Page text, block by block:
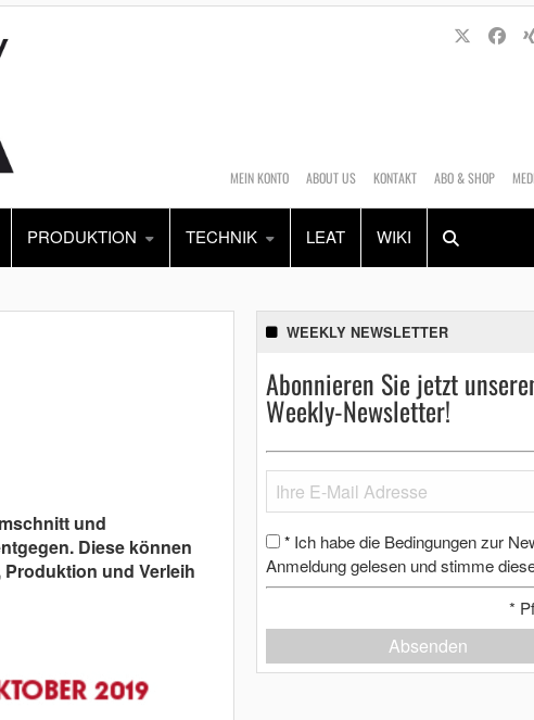
MEIN KONTO ABOUT US KONTAKT ABO & SHOP
PRODUKTION TECHNIK LEAT WIKI
Alles Shop
und
Diese können
und Verleih
WEEKLY NEWSLETTER
Abonnieren Sie jetzt
Weekly-Newsletter!
* Ich habe die Bedingungen zur
Anmeldung gelesen und stimme
*
Absenden